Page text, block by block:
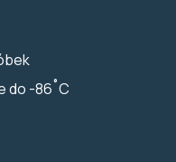
do -86˚C